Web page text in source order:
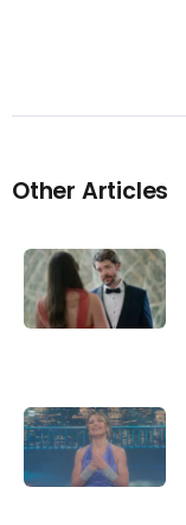
Other Articles